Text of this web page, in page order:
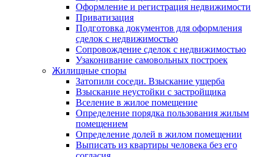
Оформление и регистрация недвижимости
Приватизация
Подготовка документов для оформления
сделок с недвижимостью
Сопровождение сделок с недвижимостью
Узаконивание самовольных построек
Жилищные споры
Затопили соседи. Взыскание ущерба
Взыскание неустойки с застройщика
Вселение в жилое помещение
Определение порядка пользования жилым
помещением
Определение долей в жилом помещении
Выписать из квартиры человека без его